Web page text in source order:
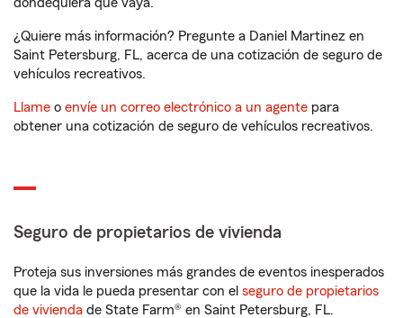
¿Quiere más información? Pregunte a Daniel Martinez en
Saint Petersburg, FL, acerca de una cotización de seguro de
vehículos recreativos.
Llame o envíe un correo electrónico a un agente para
obtener una cotización de seguro de vehículos recreativos.
Seguro de propietarios de vivienda
Proteja sus inversiones más grandes de eventos inesperados
que la vida le pueda presentar con el seguro de propietarios
de vivienda de State Farm® en Saint Petersburg, FL.